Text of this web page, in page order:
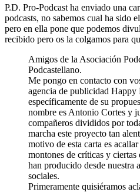
P.D. Pro-Podcast ha enviado una
podcasts, no sabemos cual ha sido
pero en ella pone que podemos
recibido pero os la colgamos para
Amigos de la Asociación
Podcastellano.
Me pongo en contacto con
agencia de publicidad
específicamente de su
nombre es Antonio Cortes y
compañeros divididos por
marcha este proyecto tan
motivo de esta carta es
montones de críticas y ciertas
han producido desde nuestra
sociales.
Primeramente quisiéramos